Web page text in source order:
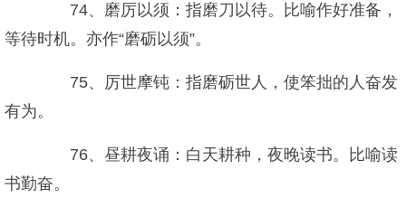
74、磨厉以须：指磨刀以待。比喻作好准备，
等待时机。亦作“磨砺以须”。
75、厉世摩钝：指磨砺世人，使笨拙的人奋发
有为。
76、昼耕夜诵：白天耕种，夜晚读书。比喻读
书勤奋。